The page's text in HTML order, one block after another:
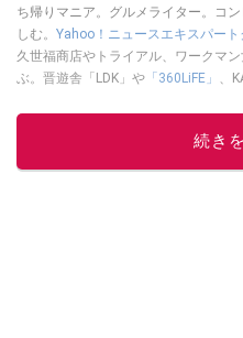
ち帰りマニア。グルメライター。コ
しむ。 Yahoo！ニュースエキスパート
久世福商店やトライアル、ワークマ
ぶ。晋遊舎「LDK」や 「360LiFE」 、
ルメライター、食の専門家として出演
続き